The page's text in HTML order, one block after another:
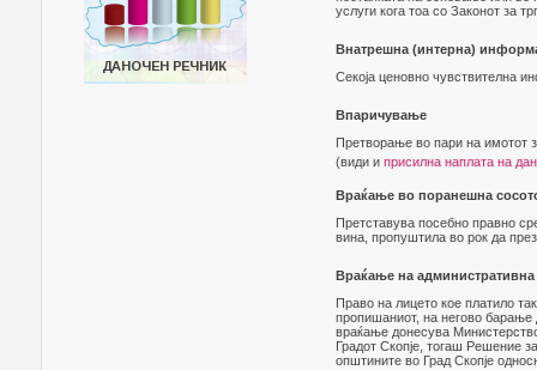
услуги кога тоа со Законот за
Внатрешна (интерна)
Секоја ценовно чувствителна
Впаричување
Претворање во пари на имотот
(види и присилна наплата на
Враќање во поранешна
Претставува посебно правно
вина, пропуштила во рок да
Враќање на административна
Право на лицето кое платило
пропишаниот, на негово барање
враќање донесува
Градот Скопје, тогаш Решение
општините во Град Скопје